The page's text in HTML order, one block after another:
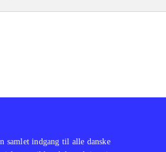
samlet indgang til alle danske